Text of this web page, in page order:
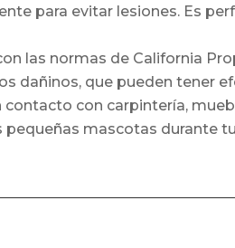
para evitar lesiones. Es
las normas de California
dañinos, que pueden tener
contacto con carpintería,
mascotas durante